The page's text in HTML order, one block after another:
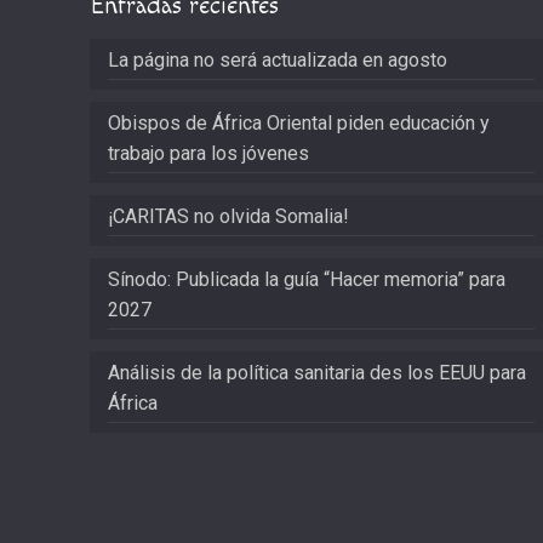
La página no será actualizada en agosto
Obispos de África Oriental piden educación y
trabajo para los jóvenes
¡CARITAS no olvida Somalia!
Sínodo: Publicada la guía “Hacer memoria” para
2027
Análisis de la política sanitaria des los EEUU para
África